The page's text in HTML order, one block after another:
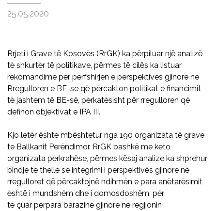
25.05.2020
Rrjeti i Grave të Kosovës (RrGK) ka përpiluar një analizë
të shkurtër të politikave, përmes të cilës ka listuar
rekomandime për përfshirjen e perspektives gjinore ne
Rregulloren e BE-se që përcakton politikat e financimit
të jashtëm të BE-së, përkatësisht për rregulloren që
definon objektivat e IPA III.
Kjo letër është mbështetur nga 190 organizata të grave
te Ballkanit Perëndimor. RrGK bashkë me këto
organizata përkrahëse, përmes kësaj analize ka shprehur
bindje të thellë se integrimi i perspektivës gjinore në
rregulloret që përcaktojnë ndihmën e para anëtarësimit
është i mundshëm dhe i domosdoshëm, për
të çuar përpara barazinë gjinore në regjionin